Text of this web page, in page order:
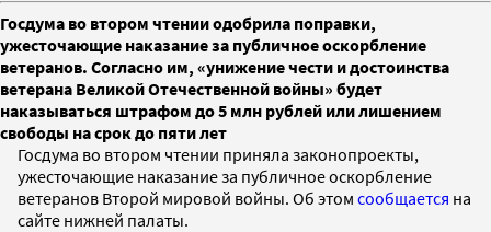
Госдума во втором чтении одобрила поправки,
ужесточающие наказание за публичное оскорбление
ветеранов. Согласно им, «унижение чести и достоинства
ветерана Великой Отечественной войны» будет
наказываться штрафом до 5 млн рублей или лишением
свободы на срок до пяти лет
Госдума во втором чтении приняла законопроекты,
ужесточающие наказание за публичное оскорбление
ветеранов Второй мировой войны. Об этом сообщается на
сайте нижней палаты.